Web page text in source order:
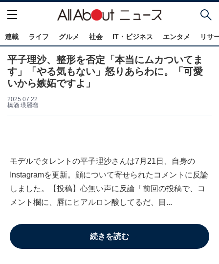
連載 ライフ グルメ 社会 IT・ビジネス エンタメ リサ
平子理沙、整形を否定「本当にムカついてま
す」「やる気もない」怒りあらわに。「可愛
いから嫉妬ですよ」
2025.07.22
橋酒 瑛麗瑠
モデルでタレントの平子理沙さんは7月21日、自身の
Instagramを更新。顔について寄せられたコメントに反論
しました。【投稿】心無い声に反論「前回の投稿で、コ
メント欄に、唇にヒアルロン酸してるだ、目...
続きを読む